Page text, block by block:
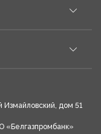
Измайловский, дом 51
«Белгазпромбанк»